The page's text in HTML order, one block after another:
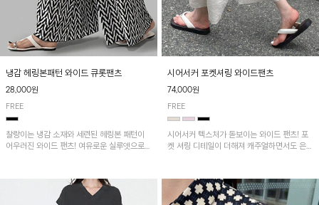
냉감 헤링본패턴 와이드 큐롯팬츠
28,000원
FREE
찰랑이는 냉감 소재와 세련된 헤링본 패턴이
어우러진 와이드 팬츠! 여유로운 실루엣으로
시어서커 포켓셔링 와이드팬츠
74,000원
FREE
시어서커 텍스처가 돋보이는 와이드 팬츠! 포
켓 셔링 디테일이 더해져 캐주얼하면서도 은은
다. 가볍고 쾌적한 착용감으로 여름철 데일리
아이템으로 활용하기 좋아요~